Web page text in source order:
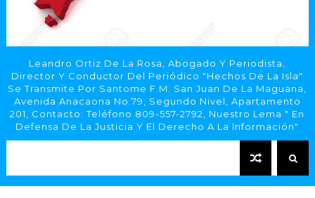
Leandro Ortiz De La Rosa, Abogado Y Periodista,
Director Y Conductor Del Periódico "Hechos De La Isla"
Se Transmite Por Santome F.M. San Juan De La Maguana,
Avenida Anacaona No.79, Segundo Nivel, Apartamento
201, Contacto: Teléfono 809-557-2792, Nuestro Lema " En
Defensa De La Justicia Y El Derecho A La Información"